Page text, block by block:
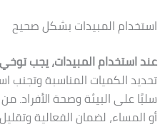
استخدام المبيدات بشكل صحيح
عند استخدام المبيدات، يجب
تحديد الكميات المناسبة وتجنب
سلبًا على البيئة وصحة الأفراد.
أو المساء، لضمان الفعالية